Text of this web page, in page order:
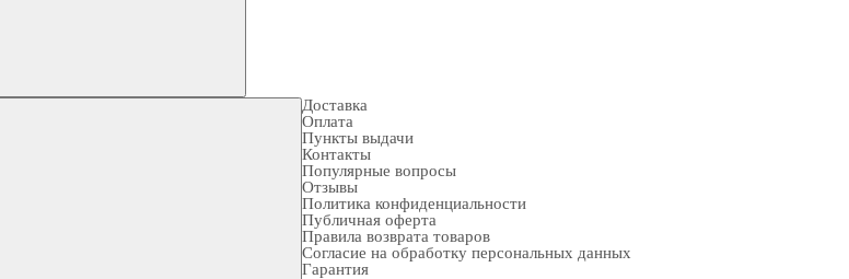
Доставка
Оплата
Пункты выдачи
Контакты
Популярные вопросы
Отзывы
Политика конфиденциальности
Публичная оферта
Правила возврата товаров
Согласие на обработку персональных данных
Гарантия